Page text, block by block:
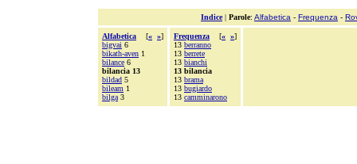
Indice| Parole: Alfabetica - Frequenza -
Alfabetica [« »]
bigvai 6
bikath-aven 1
bilance 6
bilancia 13
bildad 5
bileam 1
bilga 3
Frequenza [« »]
13 berranno
13 berrete
13 bianchi
13 bilancia
13 brama
13 bugiardo
13 camminarono